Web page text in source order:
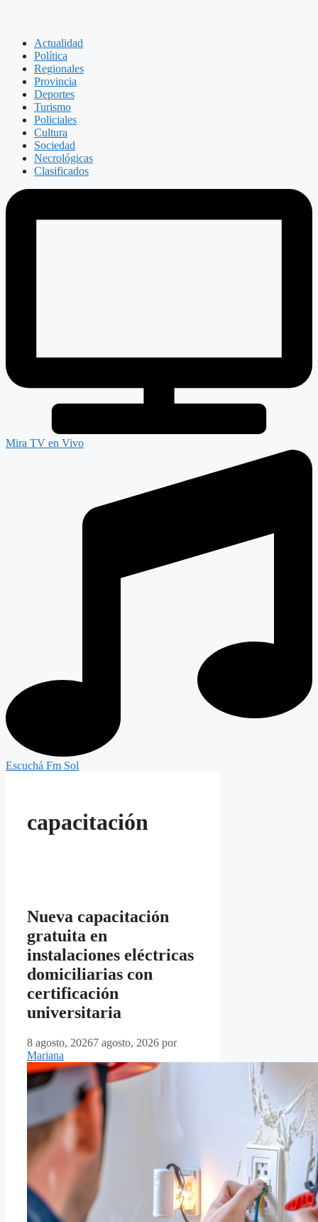
Actualidad
Política
Regionales
Provincia
Deportes
Turismo
Policiales
Cultura
Sociedad
Necrológicas
Clasificados
Mira TV en Vivo
Escuchá Fm Sol
capacitación
Nueva capacitación
gratuita en
instalaciones eléctricas
domiciliarias con
certificación
universitaria
8 agosto, 20267 agosto, 2026 por
Mariana